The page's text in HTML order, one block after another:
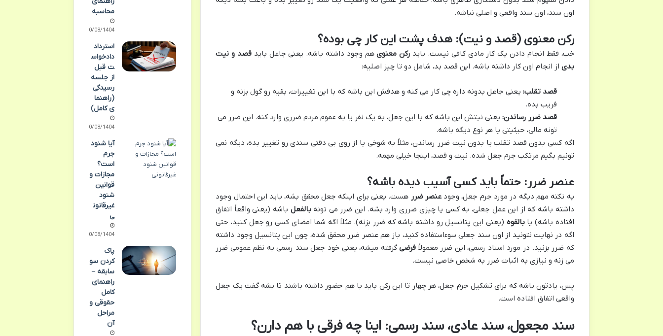
اون سند، اون سند واقعی و اصلی نباشه.
رکن معنوی (قصد و نیت): هدف پشت این کار چی بوده؟
خب، فقط انجام دادن یک کار مادی کافی نیست. باید رکن معنویهم وجود داشته باشه. یعنی جاعل بایدقصد و نیت
بدی از انجام اون کار داشته باشه. این قصد بد، شامل دو تا چیز اصلیه:
قصد تقلب: یعنی جاعل بدونه داره چی کار می کنه و هدفش این باشه که با این تغییرات، بقیه رو گول بزنه و
فریب بده.
قصد ضرر رساندن: یعنی نیتش این باشه که با این جعل، به یک نفر یا به عموم مردم ضرری وارد کنه. این ضرر می
تونه مالی، حیثیتی یا هر نوع دیگه باشه.
اگه کسی بدون قصد تقلب یا بدون نیت ضرر رساندن، مثلاً به شوخی یا از روی بی دقتی سندی رو تغییر بده، دیگه نمی
تونیم بگیم مرتکب جرم جعل شده. نیت و قصد، اینجا خیلی مهمه.
عنصر ضرر: حتماً باید کسی آسیب دیده باشه؟
یه نکته مهم دیگه در مورد جرم جعل، وجودعنصر ضرر هست. یعنی برای اینکه جعل محقق بشه، باید این احتمال وجود
داشته باشه که از این عمل جعلی، به کسی یا چیزی ضرری وارد بشه. این ضرر می تونهبالفعل باشه (یعنی واقعاً اتفاق
افتاده باشه) یابالقوه (یعنی این پتانسیل رو داشته باشه که ضرر بزنه). مثلاً اگه شما امضای کسی رو جعل کنید، حتی
اگه در نهایت نتونید از اون سند جعلی سوءاستفاده کنید، باز هم عنصر ضرر محقق شده، چون این پتانسیل وجود داشته
که ضرر بزنید. در مورد اسناد رسمی، این ضرر معمولاً فرضیگرفته میشه، یعنی خود جعل سند رسمی به نظم عمومی ضرر
می زنه و نیازی به اثبات ضرر به شخص خاصی نیست.
پس، یادتون باشه که برای تشکیل جرم جعل، هر چهار تا این رکن باید با هم حضور داشته باشند تا بشه گفت یک جعل
واقعی اتفاق افتاده است.
سند مجعول، سند عادی، سند رسمی: اینا چه فرقی با هم دارن؟
محاسبه
10/08/1404
استرداد
دادخواس
ت قبل
از جلسه
رسیدگی
(راهنما
ی کامل)
10/08/1404
آیا شنود
جرم
است؟
مجازات و
قوانین
شنود
غیرقانون
ی
10/08/1404
پاک
کردن سو
سابقه –
راهنمای
کامل
حقوقی و
مراحل
آن